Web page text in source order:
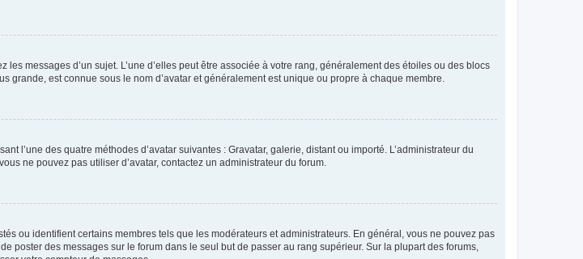
messages d’un sujet. L’une d’elles peut être associée à votre rang, généralement des étoiles ou des blocs
est connue sous le nom d’avatar et généralement est unique ou propre à chaque membre.
l’une des quatre méthodes d’avatar suivantes : Gravatar, galerie, distant ou importé. L’administrateur du
ne pouvez pas utiliser d’avatar, contactez un administrateur du forum.
ou identifient certains membres tels que les modérateurs et administrateurs. En général, vous ne pouvez pas
poster des messages sur le forum dans le seul but de passer au rang supérieur. Sur la plupart des forums,